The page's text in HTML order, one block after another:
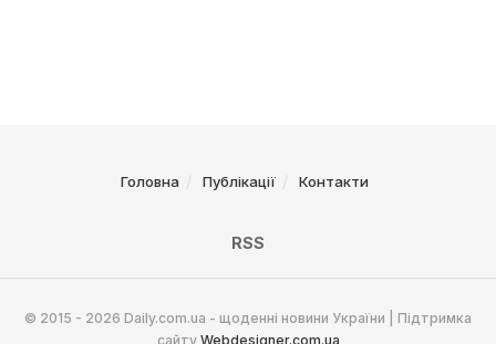
Головна Публікації Контакти
RSS
© 2015 - 2026 Daily.com.ua - щоденні новини України | Підтримка
сайту Webdesigner.com.ua